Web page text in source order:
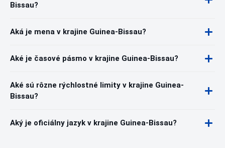
Bissau?
Aká je mena v krajine Guinea-Bissau?
Aké je časové pásmo v krajine Guinea-Bissau?
Aké sú rôzne rýchlostné limity v krajine Guinea-
Bissau?
Aký je oficiálny jazyk v krajine Guinea-Bissau?